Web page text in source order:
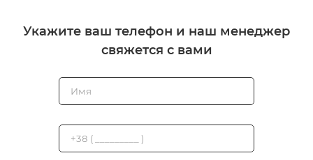
Укажите ваш телефон и наш менеджер
свяжется с вами